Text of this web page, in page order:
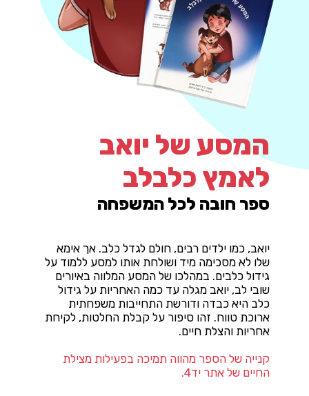
המסע של יואב
לאמץ כלבלב
ספר חובה לכל המשפחה
יואב, כמו ילדים רבים, חולם לגדל כלב. אך אימא
שלו לא מסכימה מיד ושולחת אותו למסע ללמוד על
גידול כלבים. במהלכו של המסע המלווה באיורים
שובי לב, יואב מגלה עד כמה האחריות על גידול
כלב היא כבדה ודורשת התחייבות משפחתית
ארוכת טווח. זהו סיפור על קבלת החלטות, לקיחת
אחריות והצלת חיים.
קנייה של הספר מהווה תמיכה בפעילות מצילת
החיים של אתר יד4.